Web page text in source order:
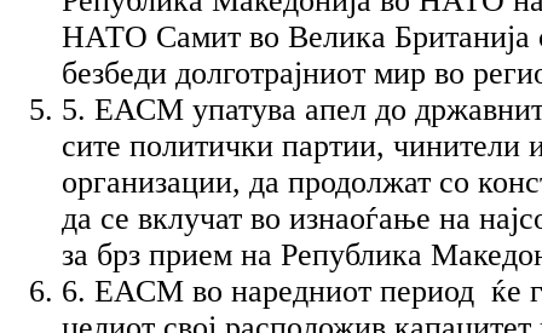
НАТО Самит во Велика Британија
безбеди долготрајниот мир во
5. ЕАСМ упатува апел до
сите политички партии, чинители
организации, да продолжат со
да се вклучат во изнаоѓање на
за брз прием на Република
6. ЕАСМ во наредниот период ќе